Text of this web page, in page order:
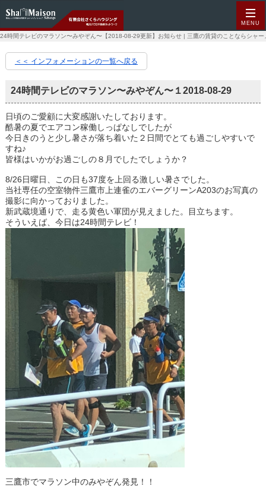
MENU
24時間テレビのマラソン〜みやぞん〜【2018-08-29更新】お知らせ | 三鷹の賃貸のことならシャ
＜＜ インフォメーションの一覧へ戻る
24時間テレビのマラソン〜みやぞん〜１2018-08-29
日頃のご愛顧に大変感謝いたしております。
酷暑の夏でエアコン稼働しっぱなしでしたが
今日きのうと少し暑さが落ち着いた２日間でとても過ごしやすいで
すね♪
皆様はいかがお過ごしの８月でしたでしょうか？
8/26日曜日、この日も37度を上回る激しい暑さでした。
当社専任の空室物件三鷹市上連雀のエバーグリーンA203のお写真の
撮影に向かっておりました。
新武蔵境通りで、走る黄色い軍団が見えました。目立ちます。
そういえば、今日は24時間テレビ！
三鷹市でマラソン中のみやぞん発見！！